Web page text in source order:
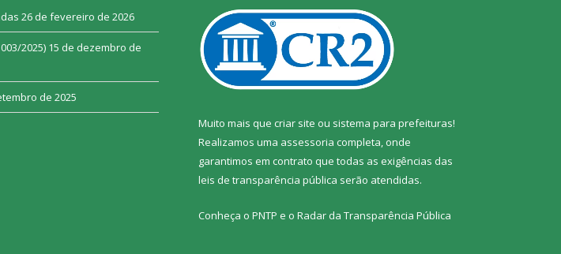
26 de fevereiro de 2026
2025) 15 de dezembro de
de 2025
Muito mais que criar site ou sistema para prefeituras!
Realizamos uma assessoria completa, onde
garantimos em contrato que todas as exigências das
leis de transparência pública serão atendidas.
Conheça o PNTP e o Radar da Transparência Pública